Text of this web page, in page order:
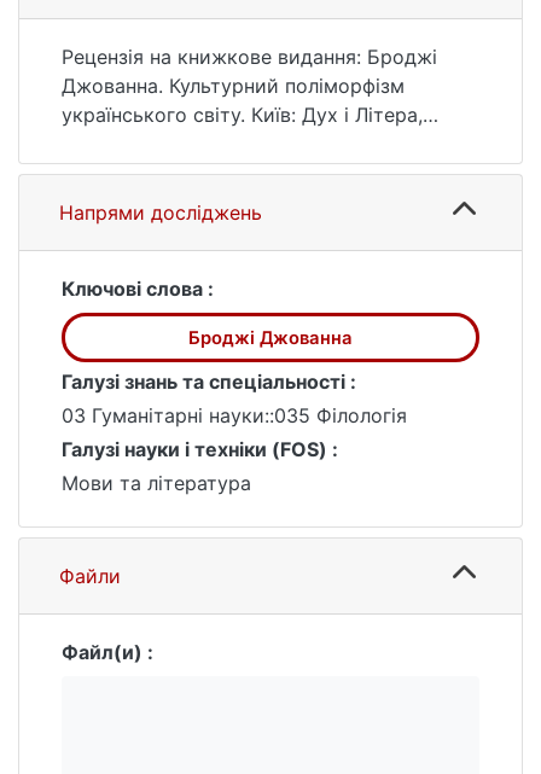
Рецензія на книжкове видання: Броджі
Джованна. Культурний поліморфізм
українського світу. Київ: Дух і Літера,
Напрями досліджень
Ключові слова :
Броджі Джованна
Галузі знань та спеціальності :
03 Гуманітарні науки::035 Філологія
Галузі науки і техніки (FOS) :
Мови та література
Файли
Файл(и) :